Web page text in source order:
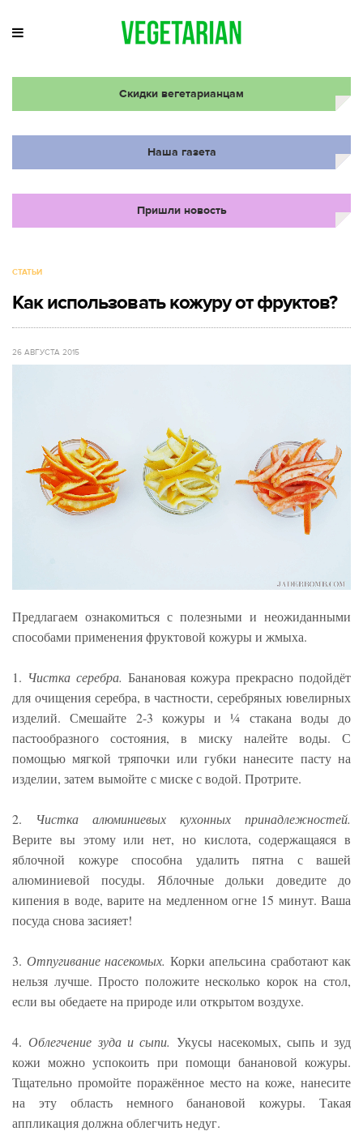
Скидки вегетарианцам
Наша газета
Пришли новость
СТАТЬИ
Как использовать кожуру от фруктов?
26 АВГУСТА 2015
Предлагаем ознакомиться с полезными и неожиданными
способами применения фруктовой кожуры и жмыха.
1. Чистка серебра. Банановая кожура прекрасно подойдёт
для очищения серебра, в частности, серебряных ювелирных
изделий. Смешайте 2-3 кожуры и ¼ стакана воды до
пастообразного состояния, в миску налейте воды. С
помощью мягкой тряпочки или губки нанесите пасту на
изделии, затем вымойте с миске с водой. Протрите.
2. Чистка алюминиевых кухонных принадлежностей.
Верите вы этому или нет, но кислота, содержащаяся в
яблочной кожуре способна удалить пятна с вашей
алюминиевой посуды. Яблочные дольки доведите до
кипения в воде, варите на медленном огне 15 минут. Ваша
посуда снова засияет!
3. Отпугивание насекомых. Корки апельсина сработают как
нельзя лучше. Просто положите несколько корок на стол,
если вы обедаете на природе или открытом воздухе.
4.Облегчение зуда и сыпи. Укусы насекомых, сыпь и зуд
кожи можно успокоить при помощи банановой кожуры.
Тщательно промойте поражённое место на коже, нанесите
на эту область немного банановой кожуры. Такая
аппликация должна облегчить недуг.